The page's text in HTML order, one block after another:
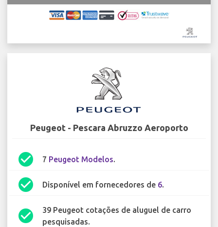
Peugeot - Pescara Abruzzo Aeroporto
check_circle 7 Peugeot Modelos.
check_circle Disponível em fornecedores de 6.
check_circle
39 Peugeot cotações de aluguel de carro
pesquisadas.